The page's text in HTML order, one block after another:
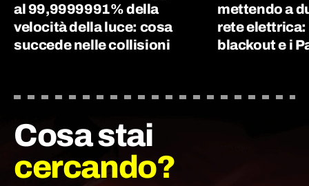
al 99,9999991% della
velocità della luce: cosa
succede nelle collisioni
mettendo a
rete elettrica:
blackout e i
Cosa stai
cercando?